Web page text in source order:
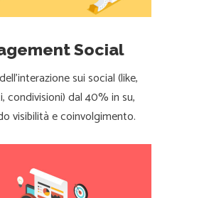
Social
sui social (like,
condivisioni) dal 40% in su,
visibilità e coinvolgimento.